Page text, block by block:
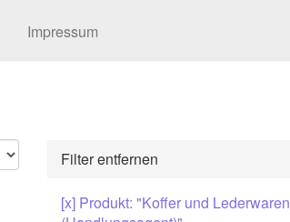
Impressum
Filter entfernen
[x] Produkt: "Koffer und Lederwaren